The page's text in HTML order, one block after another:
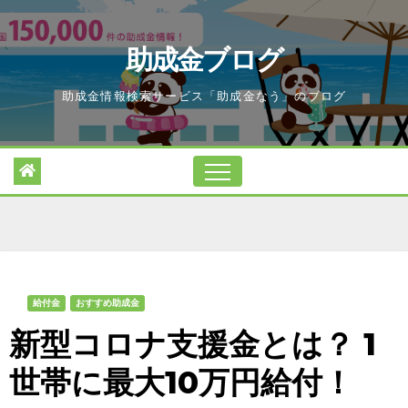
Skip
to
content
助成金ブログ
助成金情報検索サービス「助成金なう」のブログ
給付金 おすすめ助成金
新型コロナ支援金とは？ 1
世帯に最大10万円給付！